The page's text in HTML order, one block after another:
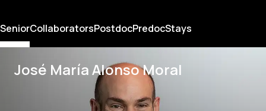
SeniorCollaboratorsPostdocPredocStays
José María Alonso Moral